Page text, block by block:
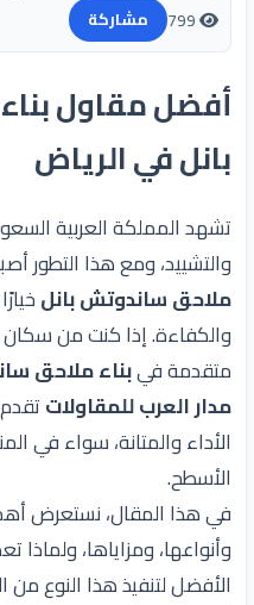
مشاركة
أفضل مقاول
بانل في الرياض
تشهد المملكة العربية
والتشييد، ومع هذا التطور
ملاحق ساندوتش بانل
والكفاءة. إذا كنت من سكان
متقدمة فيبناء ملاحق
مدار العرب للمقاولات
الأداء والمتانة، سواء في
الأسطح.
في هذا المقال، نستعرض
وأنواعها، ومزاياها،
الأفضل لتنفيذ هذا النوع من